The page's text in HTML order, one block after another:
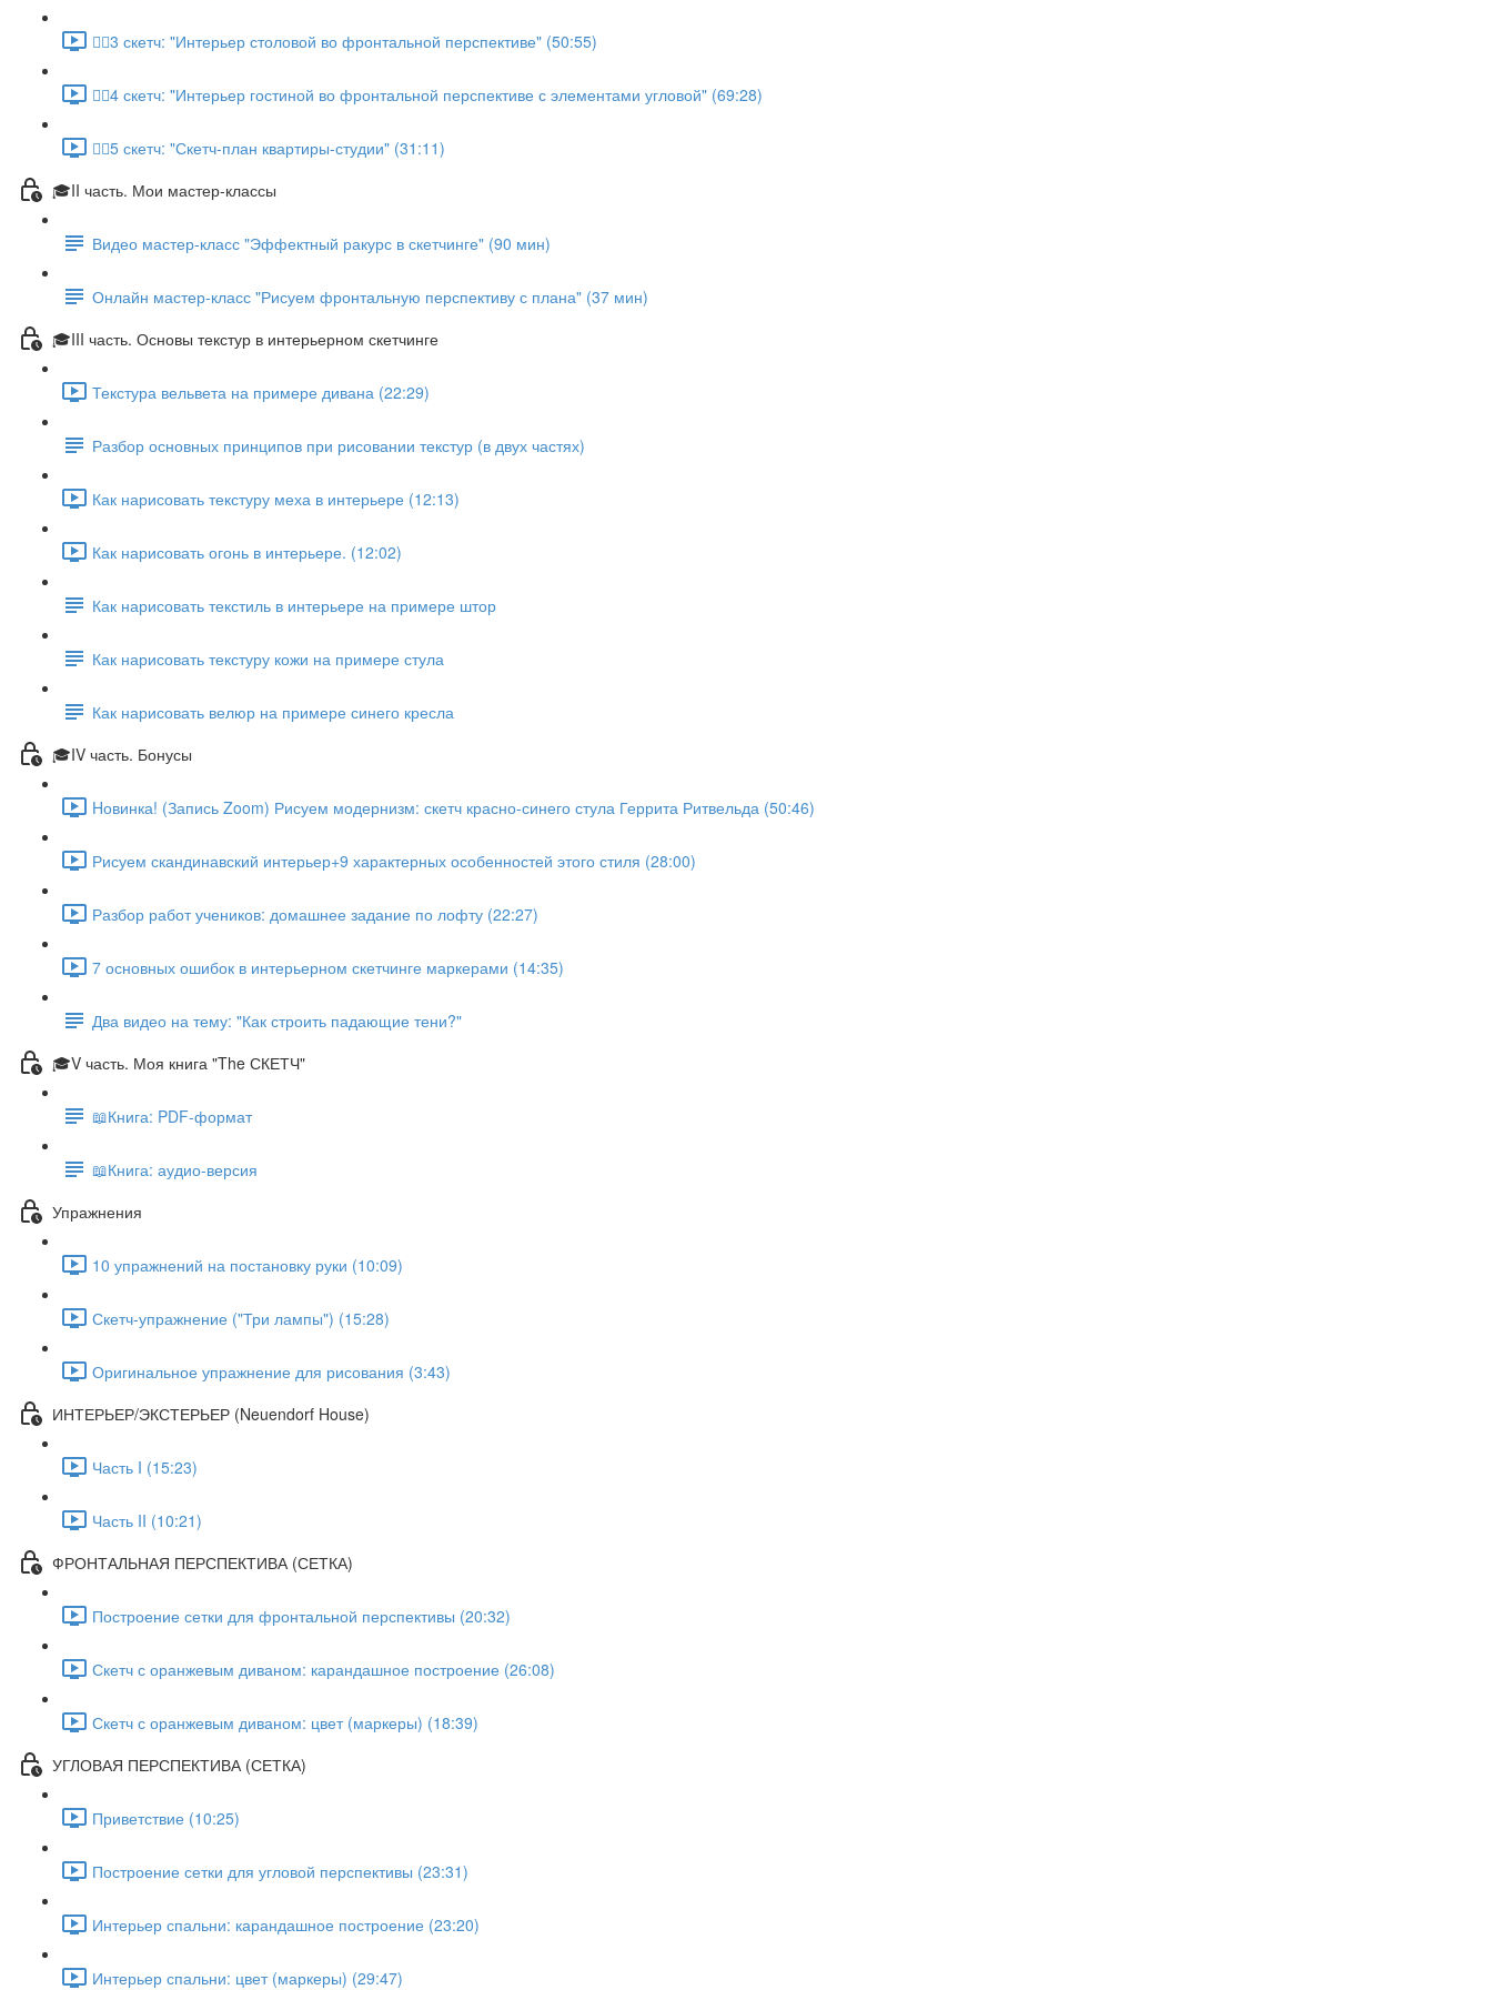
✍🏼3 скетч: "Интерьер столовой во фронтальной перспективе" (50:55)
✍🏼4 скетч: "Интерьер гостиной во фронтальной перспективе с элементами угловой" (69:28)
✍🏼5 скетч: "Скетч-план квартиры-студии" (31:11)
🎓II часть. Мои мастер-классы
Видео мастер-класс "Эффектный ракурс в скетчинге" (90 мин)
Онлайн мастер-класс "Рисуем фронтальную перспективу с плана" (37 мин)
🎓III часть. Основы текстур в интерьерном скетчинге
Текстура вельвета на примере дивана (22:29)
Разбор основных принципов при рисовании текстур (в двух частях)
Как нарисовать текстуру меха в интерьере (12:13)
Как нарисовать огонь в интерьере. (12:02)
Как нарисовать текстиль в интерьере на примере штор
Как нарисовать текстуру кожи на примере стула
Как нарисовать велюр на примере синего кресла
🎓IV часть. Бонусы
Hовинка! (Запись Zoom) Рисуем модернизм: скетч красно-синего стула Геррита Ритвельда (50:46)
Рисуем скандинавский интерьер+9 характерных особенностей этого стиля (28:00)
Разбор работ учеников: домашнее задание по лофту (22:27)
7 основных ошибок в интерьерном скетчинге маркерами (14:35)
Два видео на тему: "Как строить падающие тени?"
🎓V часть. Моя книга "The СКЕТЧ"
📖Книга: PDF-формат
📖Книга: аудио-версия
Упражнения
10 упражнений на постановку руки (10:09)
Скетч-упражнение ("Три лампы") (15:28)
Оригинальное упражнение для рисования (3:43)
ИНТЕРЬЕР/ЭКСТЕРЬЕР (Neuendorf House)
Часть I (15:23)
Часть II (10:21)
ФРОНТАЛЬНАЯ ПЕРСПЕКТИВА (СЕТКА)
Построение сетки для фронтальной перспективы (20:32)
Скетч с оранжевым диваном: карандашное построение (26:08)
Скетч с оранжевым диваном: цвет (маркеры) (18:39)
УГЛОВАЯ ПЕРСПЕКТИВА (СЕТКА)
Приветствие (10:25)
Построение сетки для угловой перспективы (23:31)
Интерьер спальни: карандашное построение (23:20)
Интерьер спальни: цвет (маркеры) (29:47)